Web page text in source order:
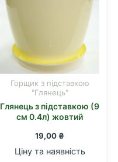
Горщик з підставкою
"Глянець"
Глянець з підставкою (9
см 0.4л) жовтий
19,00 ₴
Ціну та наявність